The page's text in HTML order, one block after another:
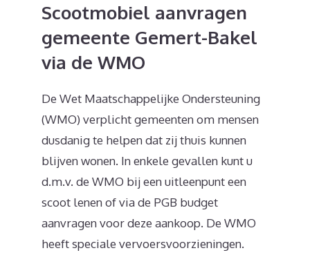
Scootmobiel aanvragen
gemeente Gemert-Bakel
via de WMO
De Wet Maatschappelijke Ondersteuning
(WMO) verplicht gemeenten om mensen
dusdanig te helpen dat zij thuis kunnen
blijven wonen. In enkele gevallen kunt u
d.m.v. de WMO bij een uitleenpunt een
scoot lenen of via de PGB budget
aanvragen voor deze aankoop. De WMO
heeft speciale vervoersvoorzieningen.